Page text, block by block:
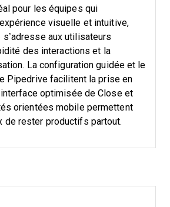
pour les équipes qui
visuelle et intuitive,
aux utilisateurs
des interactions et la
La configuration guidée et le
Pipedrive facilitent la prise en
optimisée de Close et
orientées mobile permettent
de rester productifs partout.